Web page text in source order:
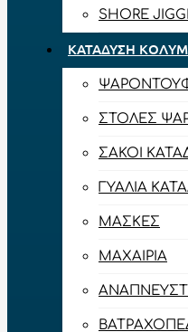
SHORE
ΚΑΤΆΔΥΣΗ
ΣΤΟΛΈΣ
ΣΆΚΟΙ
ΓΥΑΛΙΆ
ΜΆΣΚΕΣ
ΜΑΧΑΊΡΙΑ